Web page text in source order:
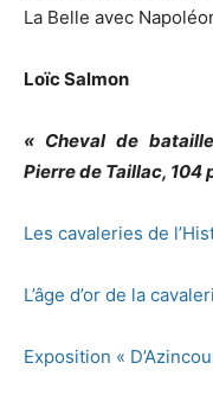
La Belle avec
Loïc Salmon
« Cheval de
Pierre de Taillac, 104
Les cavaleries de
L’âge d’or de la
Exposition «